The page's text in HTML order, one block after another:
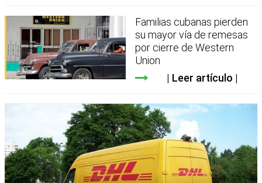
Familias cubanas pierden
su mayor vía de remesas
por cierre de Western
Union
Leer artículo